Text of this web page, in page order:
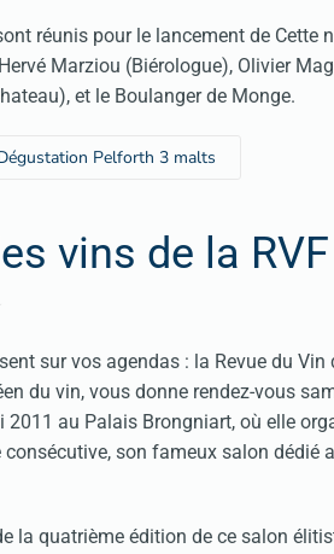
réunis pour le lancement de Cette
Marziou (Biérologue), Olivier
et le Boulanger de Monge.
Pelforth 3 malts
vins de la
sur vos agendas : la Revue du Vin
du vin, vous donne rendez-vous
2011 au Palais Brongniart, où elle
consécutive, son fameux salon dédié
la quatrième édition de ce salon